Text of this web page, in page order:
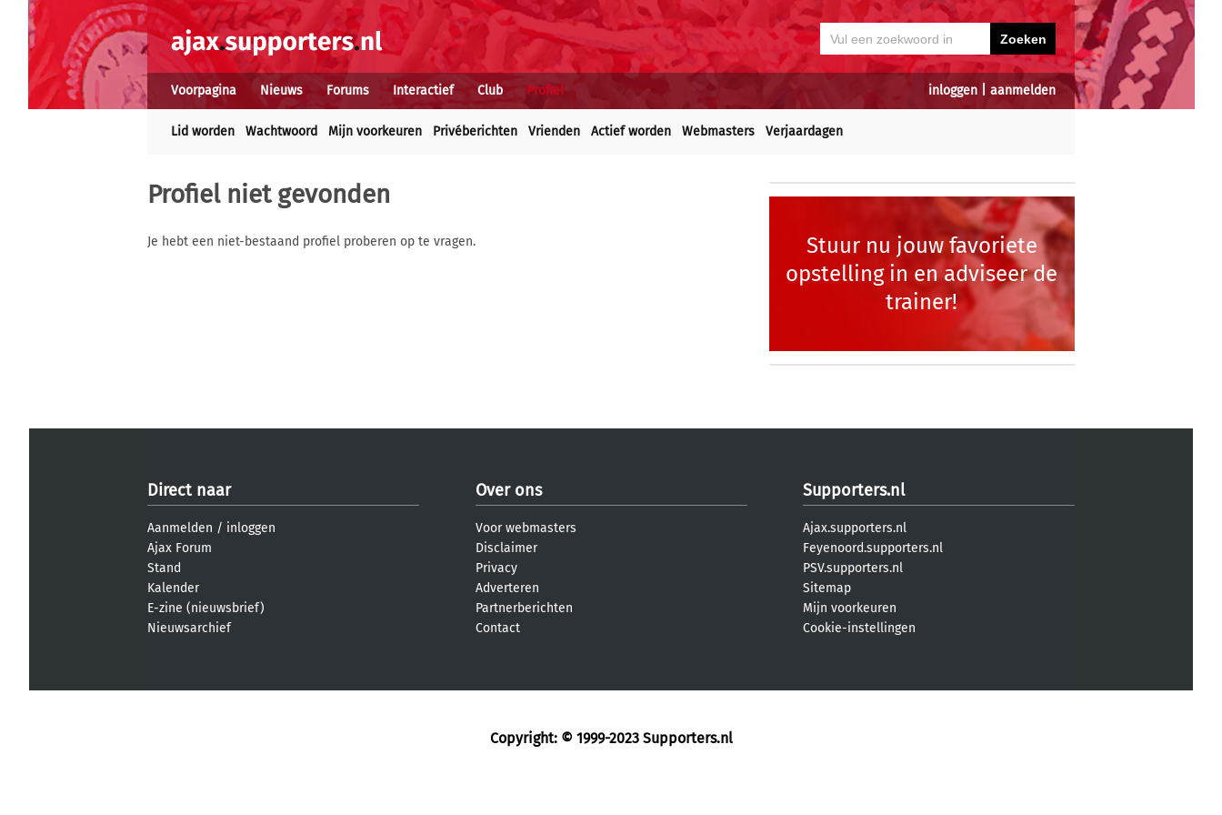
inloggen aanmelden
Voorpagina Nieuws Forums Interactief Club Profiel
Lid worden Wachtwoord Mijn voorkeuren Privéberichten Vrienden Actief worden Webmasters Verjaardagen
Profiel niet gevonden
Je hebt een niet-bestaand profiel proberen op te vragen.
Stuur nu jouw favoriete
opstelling in en adviseer de
trainer!
Direct naar
Aanmelden / inloggen
Ajax Forum
Stand
Kalender
E-zine (nieuwsbrief)
Nieuwsarchief
Over ons
Voor webmasters
Disclaimer
Privacy
Adverteren
Partnerberichten
Contact
Supporters.nl
Ajax.supporters.nl
Feyenoord.supporters.nl
PSV.supporters.nl
Sitemap
Mijn voorkeuren
Cookie-instellingen
Copyright: © 1999-2023 Supporters.nl